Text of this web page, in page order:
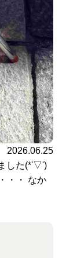
2026.06.25
した(*'▽')
・・ なか